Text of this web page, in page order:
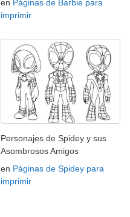
en Páginas de Barbie para
imprimir
Personajes de Spidey y sus
Asombrosos Amigos
en Páginas de Spidey para
imprimir